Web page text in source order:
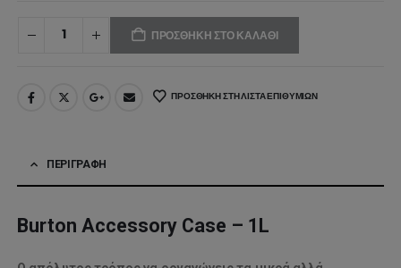
ΠΡΟΣΘΉΚΗ ΣΤΟ ΚΑΛΆΘΙ
ΠΡΟΣΘΉΚΗ ΣΤΗ ΛΊΣΤΑ ΕΠΙΘΥΜΙΏΝ
ΠΕΡΙΓΡΑΦΉ
Burton Accessory Case – 1L